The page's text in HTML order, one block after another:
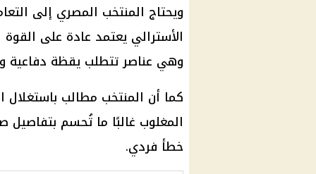
ويحتاج المنتخب المصري إلى
الأسترالي يعتمد عادة على القوة
وهي عناصر تتطلب يقظة دفاعية
كما أن المنتخب مطالب باستغلال
المغلوب غالبًا ما تُحسم بتفاصيل
خطأ فردي.